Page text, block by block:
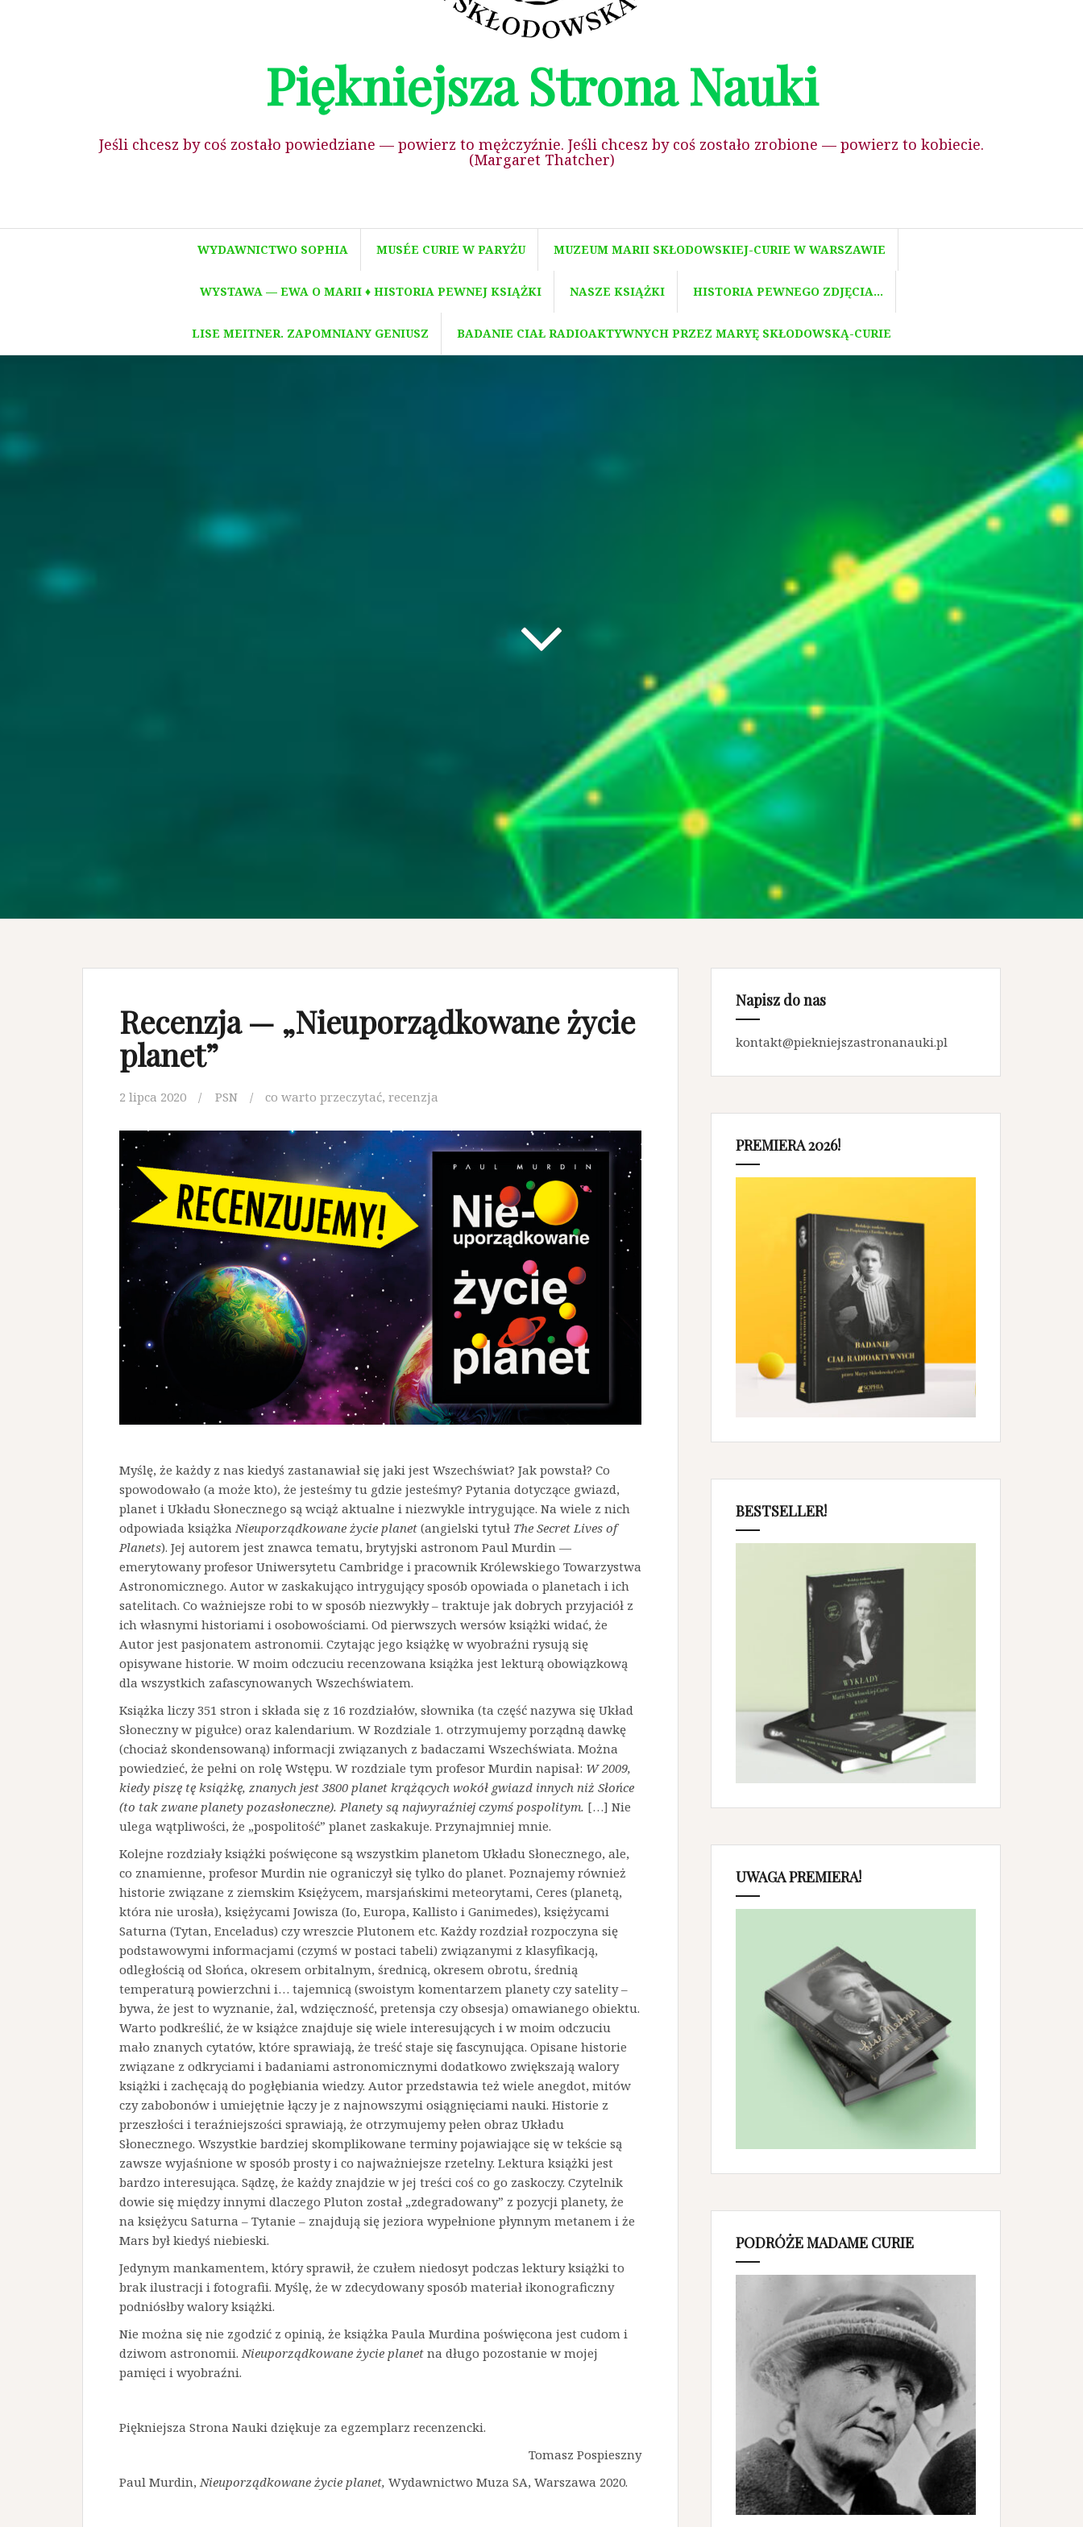
Piękniejsza Strona Nauki
Jeśli chcesz by coś zostało powiedziane — powierz to mężczyźnie. Jeśli chcesz by coś zostało zrobione — powierz to kobiecie.
(Margaret Thatcher)
WYDAWNICTWO SOPHIA MUSÉE CURIE W PARYŻU MUZEUM MARII SKŁODOWSKIEJ-CURIE W WARSZAWIE
WYSTAWA — EWA O MARII ♦ HISTORIA PEWNEJ KSIĄŻKI NASZE KSIĄŻKI HISTORIA PEWNEGO ZDJĘCIA…
LISE MEITNER. ZAPOMNIANY GENIUSZ BADANIE CIAŁ RADIOAKTYWNYCH PRZEZ MARYĘ SKŁODOWSKĄ-CURIE
Recenzja — „Nieuporządkowane życie
planet”
2 lipca 2020 PSN co warto przeczytać, recenzja
Myślę, że każdy z nas kiedyś zastanawiał się jaki jest Wszechświat? Jak powstał? Co
spowodowało (a może kto), że jesteśmy tu gdzie jesteśmy? Pytania dotyczące gwiazd,
planet i Układu Słonecznego są wciąż aktualne i niezwykle intrygujące. Na wiele z nich
odpowiada książka Nieuporządkowane życie planet (angielski tytuł The Secret Lives of
Planets). Jej autorem jest znawca tematu, brytyjski astronom Paul Murdin —
emerytowany profesor Uniwersytetu Cambridge i pracownik Królewskiego Towarzystwa
Astronomicznego. Autor w zaskakująco intrygujący sposób opowiada o planetach i ich
satelitach. Co ważniejsze robi to w sposób niezwykły – traktuje jak dobrych przyjaciół z
ich własnymi historiami i osobowościami. Od pierwszych wersów książki widać, że
Autor jest pasjonatem astronomii. Czytając jego książkę w wyobraźni rysują się
opisywane historie. W moim odczuciu recenzowana książka jest lekturą obowiązkową
dla wszystkich zafascynowanych Wszechświatem.
Książka liczy 351 stron i składa się z 16 rozdziałów, słownika (ta część nazywa się Układ
Słoneczny w pigułce) oraz kalendarium. W Rozdziale 1. otrzymujemy porządną dawkę
(chociaż skondensowaną) informacji związanych z badaczami Wszechświata. Można
powiedzieć, że pełni on rolę Wstępu. W rozdziale tym profesor Murdin napisał: W 2009,
kiedy piszę tę książkę, znanych jest 3800 planet krążących wokół gwiazd innych niż Słońce
(to tak zwane planety pozasłoneczne). Planety są najwyraźniej czymś pospolitym. […] Nie
ulega wątpliwości, że „pospolitośćˮ planet zaskakuje. Przynajmniej mnie.
Kolejne rozdziały książki poświęcone są wszystkim planetom Układu Słonecznego, ale,
co znamienne, profesor Murdin nie ograniczył się tylko do planet. Poznajemy również
historie związane z ziemskim Księżycem, marsjańskimi meteorytami, Ceres (planetą,
która nie urosła), księżycami Jowisza (Io, Europa, Kallisto i Ganimedes), księżycami
Saturna (Tytan, Enceladus) czy wreszcie Plutonem etc. Każdy rozdział rozpoczyna się
podstawowymi informacjami (czymś w postaci tabeli) związanymi z klasyfikacją,
odległością od Słońca, okresem orbitalnym, średnicą, okresem obrotu, średnią
temperaturą powierzchni i… tajemnicą (swoistym komentarzem planety czy satelity –
bywa, że jest to wyznanie, żal, wdzięczność, pretensja czy obsesja) omawianego obiektu.
Warto podkreślić, że w książce znajduje się wiele interesujących i w moim odczuciu
mało znanych cytatów, które sprawiają, że treść staje się fascynująca. Opisane historie
związane z odkryciami i badaniami astronomicznymi dodatkowo zwiększają walory
książki i zachęcają do pogłębiania wiedzy. Autor przedstawia też wiele anegdot, mitów
czy zabobonów i umiejętnie łączy je z najnowszymi osiągnięciami nauki. Historie z
przeszłości i teraźniejszości sprawiają, że otrzymujemy pełen obraz Układu
Słonecznego. Wszystkie bardziej skomplikowane terminy pojawiające się w tekście są
zawsze wyjaśnione w sposób prosty i co najważniejsze rzetelny. Lektura książki jest
bardzo interesująca. Sądzę, że każdy znajdzie w jej treści coś co go zaskoczy. Czytelnik
dowie się między innymi dlaczego Pluton został „zdegradowanyˮ z pozycji planety, że
na księżycu Saturna – Tytanie – znajdują się jeziora wypełnione płynnym metanem i że
Mars był kiedyś niebieski.
Jedynym mankamentem, który sprawił, że czułem niedosyt podczas lektury książki to
brak ilustracji i fotografii. Myślę, że w zdecydowany sposób materiał ikonograficzny
podniósłby walory książki.
Nie można się nie zgodzić z opinią, że książka Paula Murdina poświęcona jest cudom i
dziwom astronomii. Nieuporządkowane życie planet na długo pozostanie w mojej
pamięci i wyobraźni.
Piękniejsza Strona Nauki dziękuje za egzemplarz recenzencki.
Tomasz Pospieszny
Paul Murdin, Nieuporządkowane życie planet, Wydawnictwo Muza SA, Warszawa 2020.
Napisz do nas
kontakt@piekniejszastronanauki.pl
PREMIERA 2026!
BESTSELLER!
UWAGA PREMIERA!
PODRÓŻE MADAME CURIE